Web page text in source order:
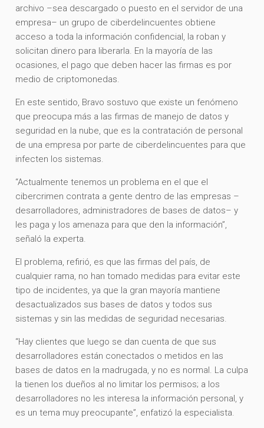
archivo –sea descargado o puesto en el servidor de una
empresa– un grupo de ciberdelincuentes obtiene
acceso a toda la información confidencial, la roban y
solicitan dinero para liberarla. En la mayoría de las
ocasiones, el pago que deben hacer las firmas es por
medio de criptomonedas.
En este sentido, Bravo sostuvo que existe un fenómeno
que preocupa más a las firmas de manejo de datos y
seguridad en la nube, que es la contratación de personal
de una empresa por parte de ciberdelincuentes para que
infecten los sistemas.
“Actualmente tenemos un problema en el que el
cibercrimen contrata a gente dentro de las empresas –
desarrolladores, administradores de bases de datos– y
les paga y los amenaza para que den la información”,
señaló la experta.
El problema, refirió, es que las firmas del país, de
cualquier rama, no han tomado medidas para evitar este
tipo de incidentes, ya que la gran mayoría mantiene
desactualizados sus bases de datos y todos sus
sistemas y sin las medidas de seguridad necesarias.
“Hay clientes que luego se dan cuenta de que sus
desarrolladores están conectados o metidos en las
bases de datos en la madrugada, y no es normal. La culpa
la tienen los dueños al no limitar los permisos; a los
desarrolladores no les interesa la información personal, y
es un tema muy preocupante”, enfatizó la especialista.